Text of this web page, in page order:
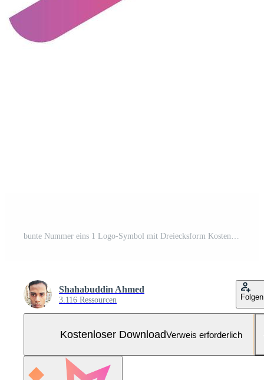
bunte Nummer eins 1 Logo-Symbol mit Dreiecksform Kostenloser Vektor und Kostenloses SVG
Shahabuddin Ahmed
3.116 Ressourcen Folgen
Kostenloser DownloadVerweis erforderlich